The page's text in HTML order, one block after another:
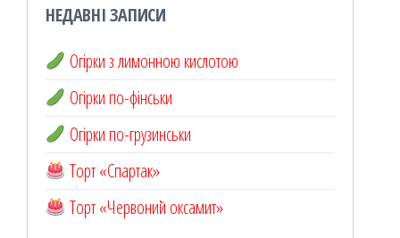
НЕДАВНІ ЗАПИСИ
Огірки з лимонною кислотою
Огірки по-фінськи
Огірки по-грузинськи
Торт «Спартак»
Торт «Червоний оксамит»